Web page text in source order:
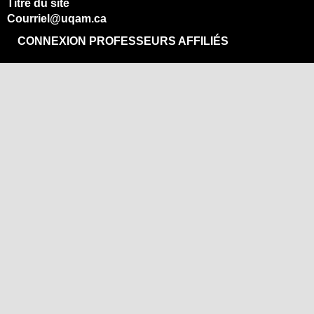
Titre du site
Courriel@uqam.ca
CONNEXION PROFESSEURS AFFILIÉS